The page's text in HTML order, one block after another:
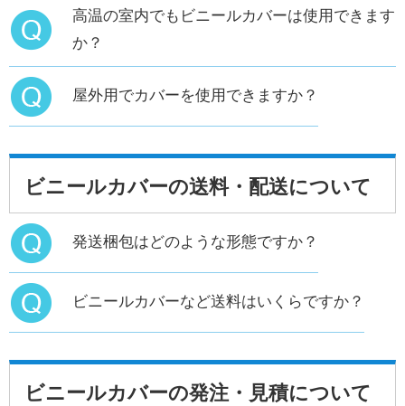
高温の室内でもビニールカバーは使用できます
か？
屋外用でカバーを使用できますか？
ビニールカバーの送料・配送について
発送梱包はどのような形態ですか？
ビニールカバーなど送料はいくらですか？
ビニールカバーの発注・見積について